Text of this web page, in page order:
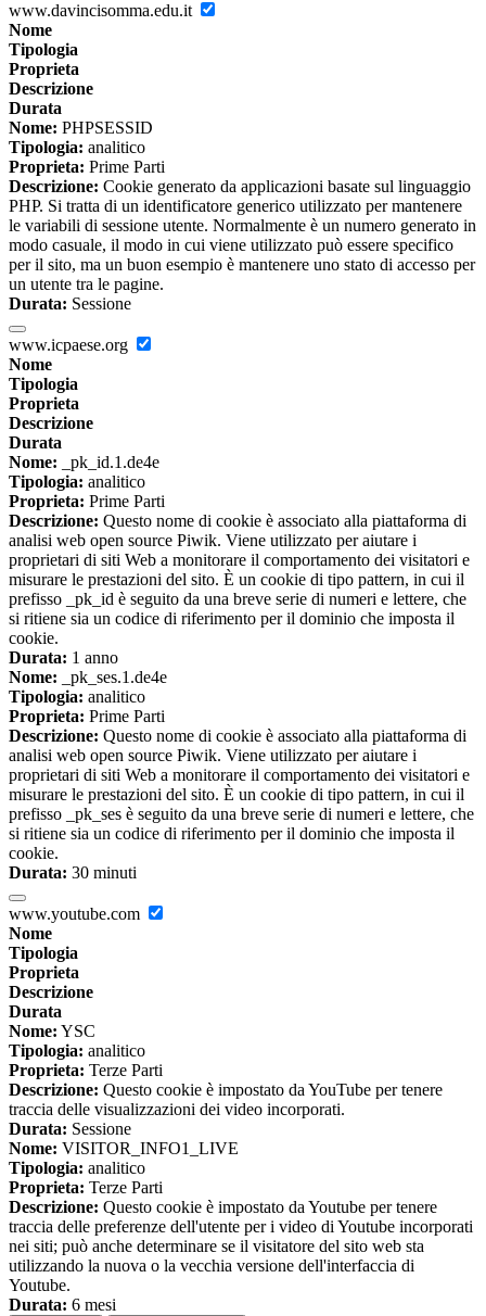
www.davincisomma.edu.it
Nome
Tipologia
Proprieta
Descrizione
Durata
Nome: PHPSESSID
Tipologia: analitico
Proprieta: Prime Parti
Descrizione: Cookie generato da applicazioni basate sul linguaggio
PHP. Si tratta di un identificatore generico utilizzato per mantenere
le variabili di sessione utente. Normalmente è un numero generato in
modo casuale, il modo in cui viene utilizzato può essere specifico
per il sito, ma un buon esempio è mantenere uno stato di accesso per
un utente tra le pagine.
Durata: Sessione
www.icpaese.org
Nome
Tipologia
Proprieta
Descrizione
Durata
Nome: _pk_id.1.de4e
Tipologia: analitico
Proprieta: Prime Parti
Descrizione: Questo nome di cookie è associato alla piattaforma di
analisi web open source Piwik. Viene utilizzato per aiutare i
proprietari di siti Web a monitorare il comportamento dei visitatori e
misurare le prestazioni del sito. È un cookie di tipo pattern, in cui il
prefisso _pk_id è seguito da una breve serie di numeri e lettere, che
si ritiene sia un codice di riferimento per il dominio che imposta il
cookie.
Durata: 1 anno
Nome: _pk_ses.1.de4e
Tipologia: analitico
Proprieta: Prime Parti
Descrizione: Questo nome di cookie è associato alla piattaforma di
analisi web open source Piwik. Viene utilizzato per aiutare i
proprietari di siti Web a monitorare il comportamento dei visitatori e
misurare le prestazioni del sito. È un cookie di tipo pattern, in cui il
prefisso _pk_ses è seguito da una breve serie di numeri e lettere, che
si ritiene sia un codice di riferimento per il dominio che imposta il
cookie.
Durata: 30 minuti
www.youtube.com
Nome
Tipologia
Proprieta
Descrizione
Durata
Nome: YSC
Tipologia: analitico
Proprieta: Terze Parti
Descrizione: Questo cookie è impostato da YouTube per tenere
traccia delle visualizzazioni dei video incorporati.
Durata: Sessione
Nome: VISITOR_INFO1_LIVE
Tipologia: analitico
Proprieta: Terze Parti
Descrizione: Questo cookie è impostato da Youtube per tenere
traccia delle preferenze dell'utente per i video di Youtube incorporati
nei siti; può anche determinare se il visitatore del sito web sta
utilizzando la nuova o la vecchia versione dell'interfaccia di
Youtube.
Durata: 6 mesi